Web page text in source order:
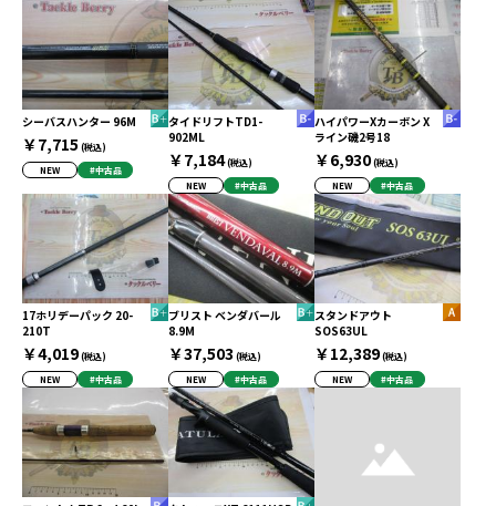
シーバスハンター 96M
￥7,715 (税込)
NEW
#中古品
タイドリフトTD1-
902ML
￥7,184(税込)
NEW
#中古品
ハイパワーXカーボン X
ライン磯2号18
￥6,930(税込)
NEW
#中古品
17ホリデーパック 20-
210T
￥4,019(税込)
NEW
#中古品
ブリスト ベンダバール
8.9M
￥37,503 (税込)
NEW
#中古品
スタンドアウト
SOS63UL
￥12,389(税込)
NEW
#中古品